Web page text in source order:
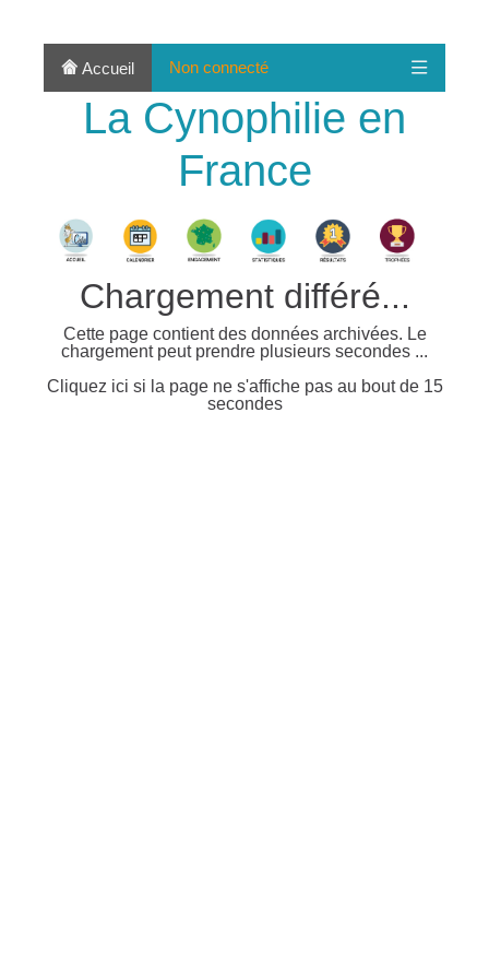
Accueil Non connecté
La Cynophilie en
France
Chargement différé...
Cette page contient des données archivées. Le
chargement peut prendre plusieurs secondes ...
Cliquez ici si la page ne s'affiche pas au bout de 15
secondes